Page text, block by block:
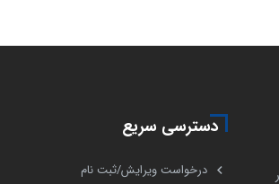
دسترسی سریع
درخواست ویرایش/ثبت نام